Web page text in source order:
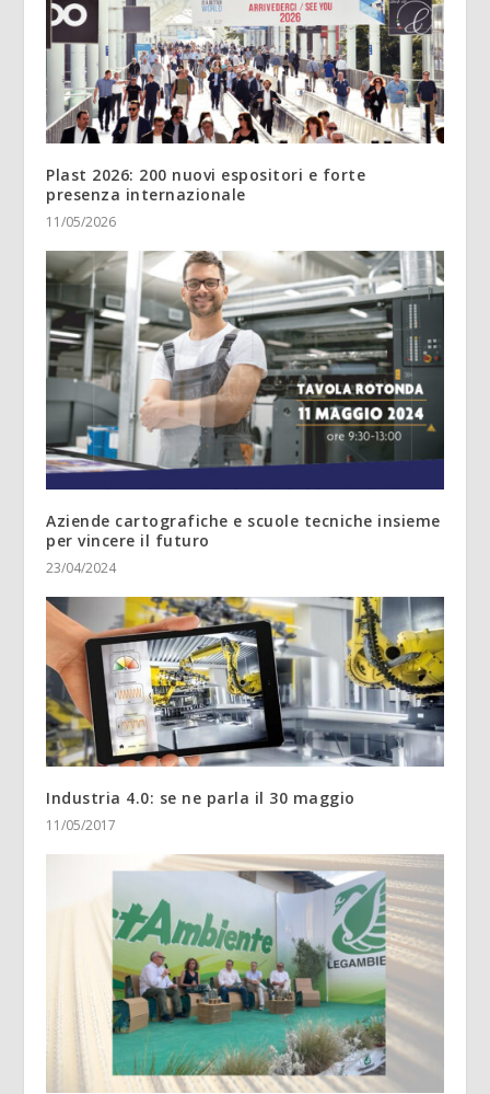
Plast 2026: 200 nuovi espositori e forte
presenza internazionale
11/05/2026
Aziende cartografiche e scuole tecniche insieme
per vincere il futuro
23/04/2024
Industria 4.0: se ne parla il 30 maggio
11/05/2017